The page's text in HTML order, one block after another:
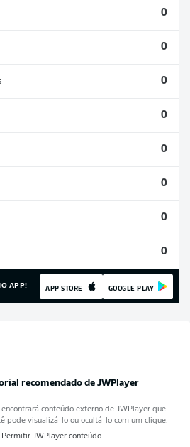
0
0
0
0
0
0
0
0
APP! APP STORE GOOGLE PLAY
recomendado de JWPlayer
conteúdo externo de JWPlayerque
pode visualizá-lo ou ocultá-lo com um clique.
Permitir JWPlayerconteúdo